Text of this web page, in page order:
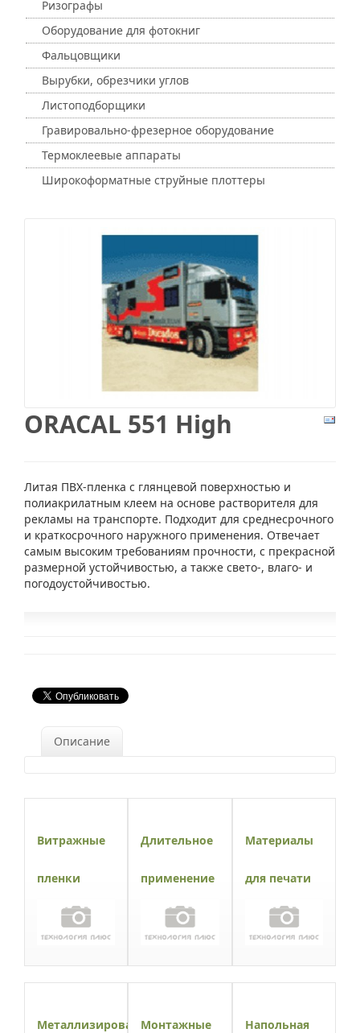
Ризографы
Оборудование для фотокниг
Фальцовщики
Вырубки, обрезчики углов
Листоподборщики
Гравировально-фрезерное оборудование
Термоклеевые аппараты
Широкоформатные струйные плоттеры
ORACAL 551 High
Литая ПВХ-пленка с глянцевой поверхностью и
полиакрилатным клеем на основе растворителя для
рекламы на транспорте. Подходит для среднесрочного
и краткосрочного наружного применения. Отвечает
самым высоким требованиям прочности, с прекрасной
размерной устойчивостью, а также свето-, влаго- и
погодоустойчивостью.
Описание
Витражные
пленки
Длительное
применение
Материалы
для печати
МеталлизированныеМонтажные Напольная